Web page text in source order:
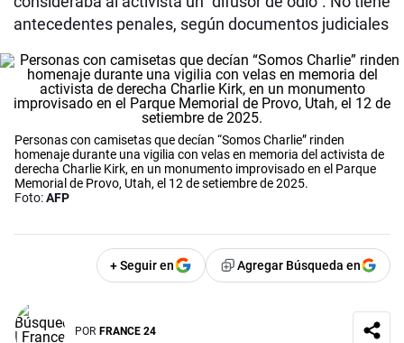
antecedentes penales, según documentos judiciales
Personas con camisetas que decían “Somos Charlie” rinden
homenaje durante una vigilia con velas en memoria del activista de
derecha Charlie Kirk, en un monumento improvisado en el Parque
Memorial de Provo, Utah, el 12 de setiembre de 2025.
Foto:AFP
+ Seguir en Agregar Búsqueda en
POR FRANCE 24